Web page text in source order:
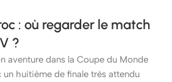
: où regarder le match
?
aventure dans la Coupe du Monde
un huitième de finale très attendu